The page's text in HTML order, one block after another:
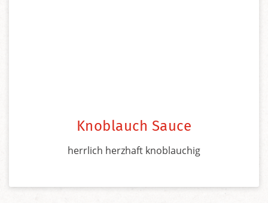
Knoblauch Sauce
herrlich herzhaft knoblauchig